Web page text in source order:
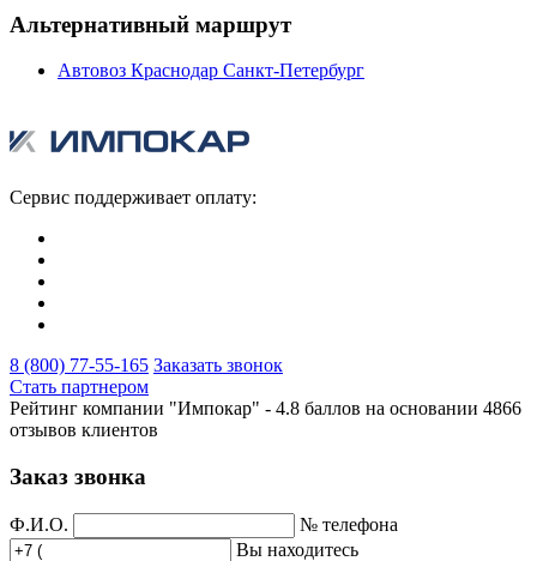
Альтернативный маршрут
Автовоз Краснодар Санкт-Петербург
Сервис поддерживает оплату:
8 (800) 77-55-165 Заказать звонок
Стать партнером
Рейтинг компании "Импокар" - 4.8 баллов на основании 4866
отзывов клиентов
Заказ звонка
Ф.И.О.
№ телефона
Вы находитесь